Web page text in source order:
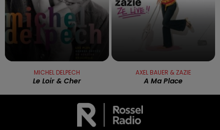
MICHEL DELPECH
Le Loir & Cher
AXEL BAUER & ZAZIE
A Ma Place